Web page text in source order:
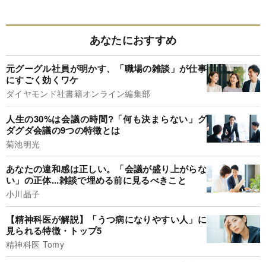
あなたにおすすめ
元グーグル社員が明かす、「職場の雑談」が仕事
にすごく効くワケ
ダイヤモンド社書籍オンライン編集部
人生の30%は会議の時間?「何も決まらない」グ
ダグダ会議の9つの特徴とは
菊池明光
あなたの違和感は正しい。「会議が盛り上がらな
い」の正体...雑談で埋める前に見るべきこと
小川晶子
【精神科医が解説】「うつ病になりやすい人」に
見られる特徴・トップ5
精神科医 Tomy